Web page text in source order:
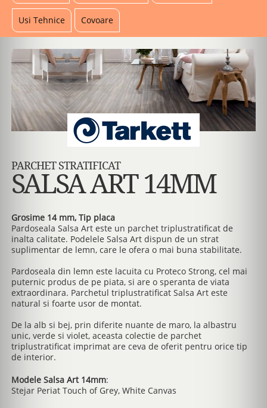
Usi Tehnice Covoare
PARCHET STRATIFICAT
SALSA ART 14MM
Grosime 14 mm, Tip placa
Pardoseala Salsa Art este un parchet triplustratificat de
inalta calitate. Podelele Salsa Art dispun de un strat
suplimentar de lemn, care le ofera o mai buna stabilitate.
Pardoseala din lemn este lacuita cu Proteco Strong, cel mai
puternic produs de pe piata, si are o speranta de viata
extraordinara. Parchetul triplustratificat Salsa Art este
natural si foarte usor de montat.
De la alb si bej, prin diferite nuante de maro, la albastru
unic, verde si violet, aceasta colectie de parchet
triplustratificat imprimat are ceva de oferit pentru orice tip
de interior.
Modele Salsa Art 14mm:
Stejar Periat Touch of Grey, White Canvas